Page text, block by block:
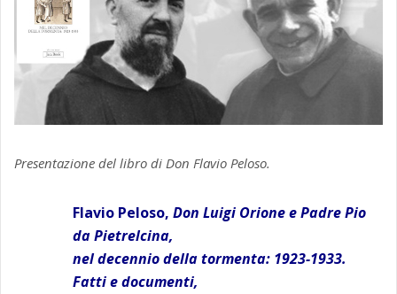
Presentazione del libro di Don Flavio Peloso.
Flavio Peloso,Don Luigi Orione e Padre Pio
da Pietrelcina,
nel decennio della tormenta: 1923-1933.
Fatti e documenti,